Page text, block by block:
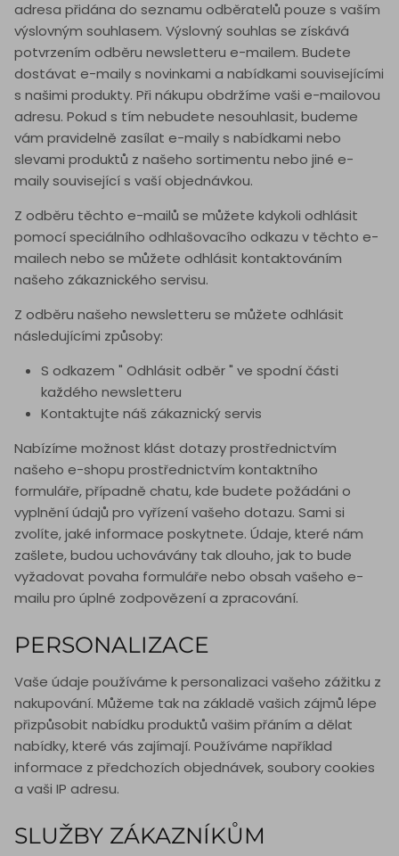
adresa přidána do seznamu odběratelů pouze s vaším
výslovným souhlasem. Výslovný souhlas se získává
potvrzením odběru newsletteru e-mailem. Budete
dostávat e-maily s novinkami a nabídkami souvisejícími
s našimi produkty. Při nákupu obdržíme vaši e-mailovou
adresu. Pokud s tím nebudete nesouhlasit, budeme
vám pravidelně zasílat e-maily s nabídkami nebo
slevami produktů z našeho sortimentu nebo jiné e-
maily související s vaší objednávkou.
Z odběru těchto e-mailů se můžete kdykoli odhlásit
pomocí speciálního odhlašovacího odkazu v těchto e-
mailech nebo se můžete odhlásit kontaktováním
našeho zákaznického servisu.
Z odběru našeho newsletteru se můžete odhlásit
následujícími způsoby:
S odkazem " Odhlásit odběr " ve spodní části
každého newsletteru
Kontaktujte náš zákaznický servis
Nabízíme možnost klást dotazy prostřednictvím
našeho e-shopu prostřednictvím kontaktního
formuláře, případně chatu, kde budete požádáni o
vyplnění údajů pro vyřízení vašeho dotazu. Sami si
zvolíte, jaké informace poskytnete. Údaje, které nám
zašlete, budou uchovávány tak dlouho, jak to bude
vyžadovat povaha formuláře nebo obsah vašeho e-
mailu pro úplné zodpovězení a zpracování.
PERSONALIZACE
Vaše údaje používáme k personalizaci vašeho zážitku z
nakupování. Můžeme tak na základě vašich zájmů lépe
přizpůsobit nabídku produktů vašim přáním a dělat
nabídky, které vás zajímají. Používáme například
informace z předchozích objednávek, soubory cookies
a vaši IP adresu.
SLUŽBY ZÁKAZNÍKŮM